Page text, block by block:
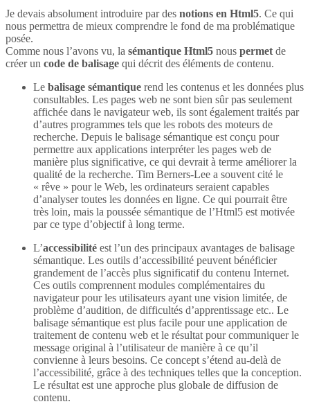
Je devais absolument introduire par des notions en Html5. Ce qui
nous permettra de mieux comprendre le fond de ma problématique
posée.
Comme nous l’avons vu, la sémantique Html5 nous permet de
créer un code de balisage qui décrit des éléments de contenu.
Le balisage sémantique rend les contenus et les données plus
consultables. Les pages web ne sont bien sûr pas seulement
affichée dans le navigateur web, ils sont également traités par
d’autres programmes tels que les robots des moteurs de
recherche. Depuis le balisage sémantique est conçu pour
permettre aux applications interpréter les pages web de
manière plus significative, ce qui devrait à terme améliorer la
qualité de la recherche. Tim Berners-Lee a souvent cité le
« rêve » pour le Web, les ordinateurs seraient capables
d’analyser toutes les données en ligne. Ce qui pourrait être
très loin, mais la poussée sémantique de l’Html5 est motivée
par ce type d’objectif à long terme.
L’accessibilité est l’un des principaux avantages de balisage
sémantique. Les outils d’accessibilité peuvent bénéficier
grandement de l’accès plus significatif du contenu Internet.
Ces outils comprennent modules complémentaires du
navigateur pour les utilisateurs ayant une vision limitée, de
problème d’audition, de difficultés d’apprentissage etc.. Le
balisage sémantique est plus facile pour une application de
traitement de contenu web et le résultat pour communiquer le
message original à l’utilisateur de manière à ce qu’il
convienne à leurs besoins. Ce concept s’étend au-delà de
l’accessibilité, grâce à des techniques telles que la conception.
Le résultat est une approche plus globale de diffusion de
contenu.